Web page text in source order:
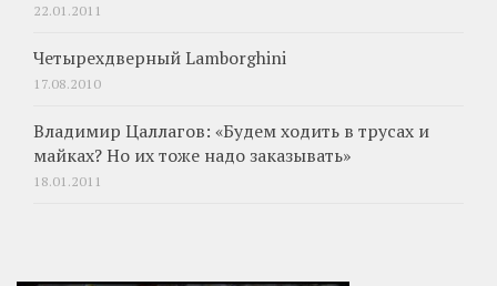
22.01.2011
Четырехдверный Lamborghini
17.08.2010
Владимир Цаллагов: «Будем ходить в трусах и
майках? Но их тоже надо заказывать»
18.01.2011